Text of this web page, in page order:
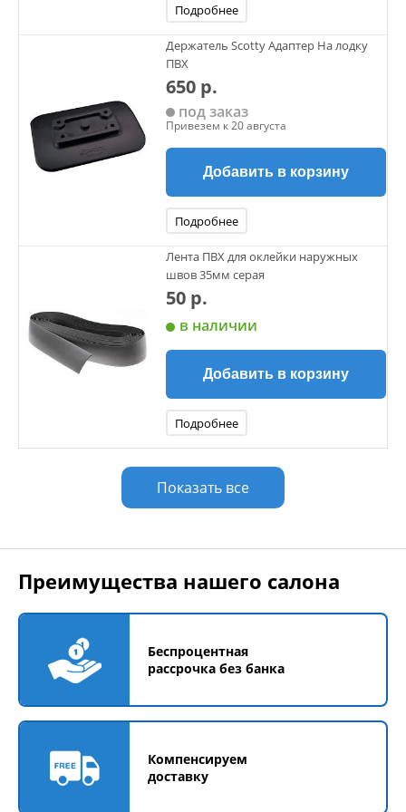
Подробнее
Держатель Scotty Адаптер На лодку
ПВХ
650 р.
под заказ
Привезем к 20 августа
Добавить в корзину
Подробнее
Лента ПВХ для оклейки наружных
швов 35мм серая
50 р.
в наличии
Добавить в корзину
Подробнее
Показать все
Преимущества нашего салона
Беспроцентная
рассрочка без банка
Компенсируем
доставку